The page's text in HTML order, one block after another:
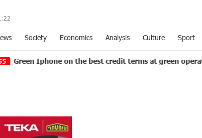
22
Society Economics Analysis Culture Sport
on the best credit terms at green operator's stores